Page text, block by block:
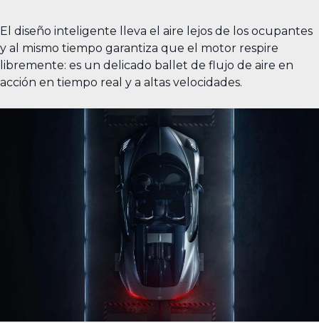
El diseño inteligente lleva el aire lejos de los ocupantes
y al mismo tiempo garantiza que el motor respire
libremente: es un delicado ballet de flujo de aire en
acción en tiempo real y a altas velocidades.